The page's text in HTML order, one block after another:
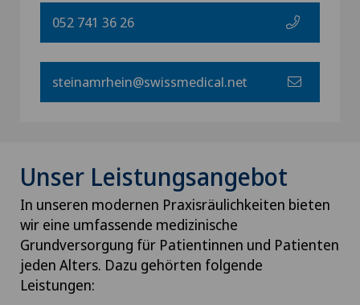
052 741 36 26
steinamrhein@swissmedical.net
Unser Leistungsangebot
In unseren modernen Praxisräulichkeiten bieten
wir eine umfassende medizinische
Grundversorgung für Patientinnen und Patienten
jeden Alters. Dazu gehörten folgende
Leistungen: